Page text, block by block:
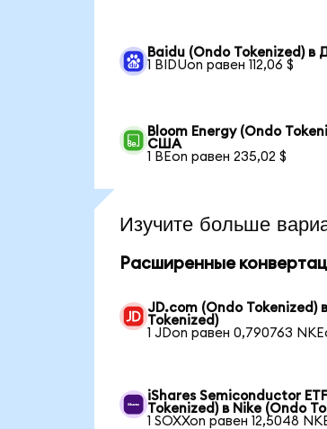
Baidu (Ondo Tokenized)
1 BIDUon равен 112,06 $
Bloom Energy (Ondo
США
1 BEon равен 235,02 $
Изучите больше
Расширенные
JD.com (Ondo Tokenized)
Tokenized)
1 JDon равен 0,790763
iShares Semiconductor
Tokenized) в Nike (Ondo
1 SOXXon равен 12,5048